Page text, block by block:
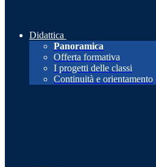
Didattica
Panoramica
Offerta formativa
I progetti delle classi
Continuità e orientamento